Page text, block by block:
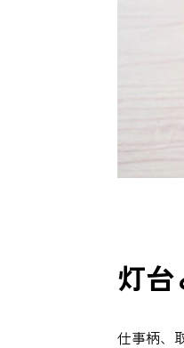
灯台
仕事柄、